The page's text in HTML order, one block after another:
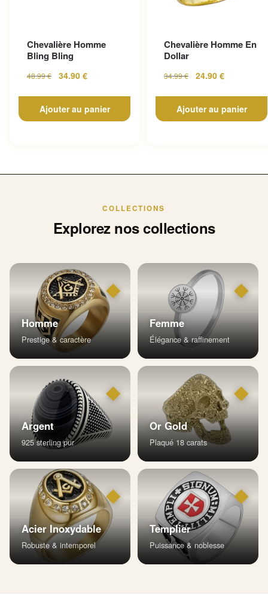
Chevalière Homme
Bling Bling
48.99€ 34.90 €
Ajouter au panier
Chevalière Homme En
Dollar
34.99€ 24.90 €
Ajouter au panier
COLLECTIONS
Explorez nos collections
◆
Homme
Prestige & caractère
◆
Femme
Élégance & raffinement
◆
Argent
925 sterling pur
◆
Or Gold
Plaqué 18 carats
◆
Acier Inoxydable
Robuste & intemporel
◆
Templier
Puissance & noblesse